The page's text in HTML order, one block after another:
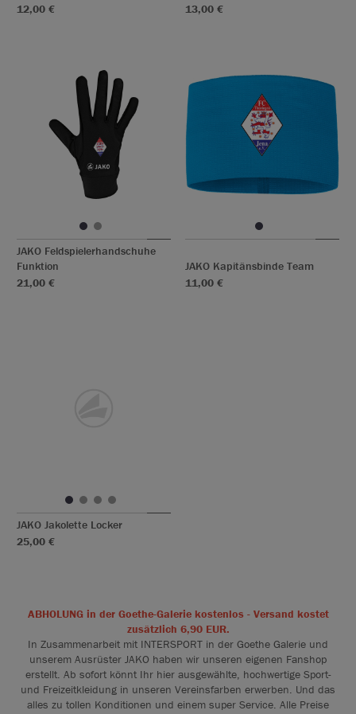
12,00 €
13,00 €
JAKO Feldspielerhandschuhe
Funktion
21,00 €
JAKO Kapitänsbinde Team
11,00 €
JAKO Jakolette Locker
25,00 €
ABHOLUNG in der Goethe-Galerie kostenlos - Versand kostet
zusätzlich 6,90 EUR.
In Zusammenarbeit mit INTERSPORT in der Goethe Galerie und
unserem Ausrüster JAKO haben wir unseren eigenen Fanshop
erstellt. Ab sofort könnt Ihr hier ausgewählte, hochwertige Sport-
und Freizeitkleidung in unseren Vereinsfarben erwerben. Und das
alles zu tollen Konditionen und einem super Service. Alle Preise